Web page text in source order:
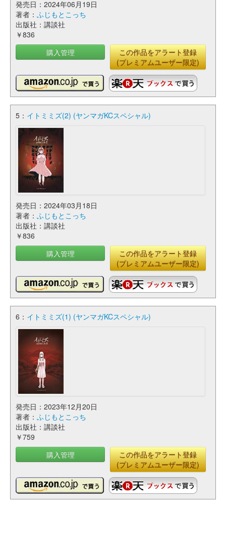
発売日：2024年06月19日
著者： ふじもとこっち
出版社：講談社
￥836
購入管理
この作品をアラート登録
(プレミアムユーザー限定)
5： イトミミズ(2) (ヤンマガKCスペシャル)
発売日：2024年03月18日
著者： ふじもとこっち
出版社：講談社
￥836
購入管理
この作品をアラート登録
(プレミアムユーザー限定)
6： イトミミズ(1) (ヤンマガKCスペシャル)
発売日：2023年12月20日
著者： ふじもとこっち
出版社：講談社
￥759
購入管理
この作品をアラート登録
(プレミアムユーザー限定)